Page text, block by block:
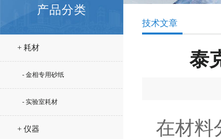
产品分类
+ 耗材
- 金相专用砂纸
- 实验室耗材
+ 仪器
技术文章
泰
在材料